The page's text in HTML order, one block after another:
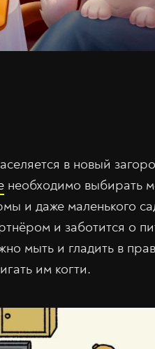
в новый
необходимо выбирать
и даже маленького
и заботится о
мыть и гладить в
им когти.